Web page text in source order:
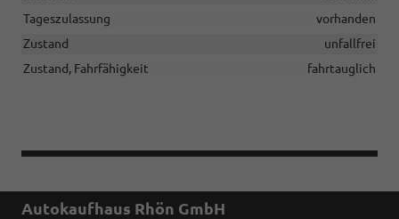
Tageszulassung
vorhanden
Zustand
unfallfrei
Zustand, Fahrfähigkeit
fahrtauglich
Autokaufhaus Rhön GmbH